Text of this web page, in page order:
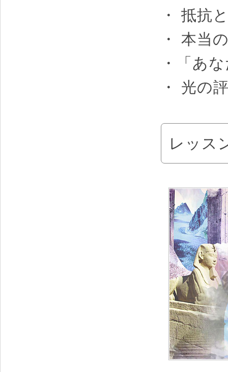
・ 抵抗
・ 本当
・「あ
・ 光の
レッス